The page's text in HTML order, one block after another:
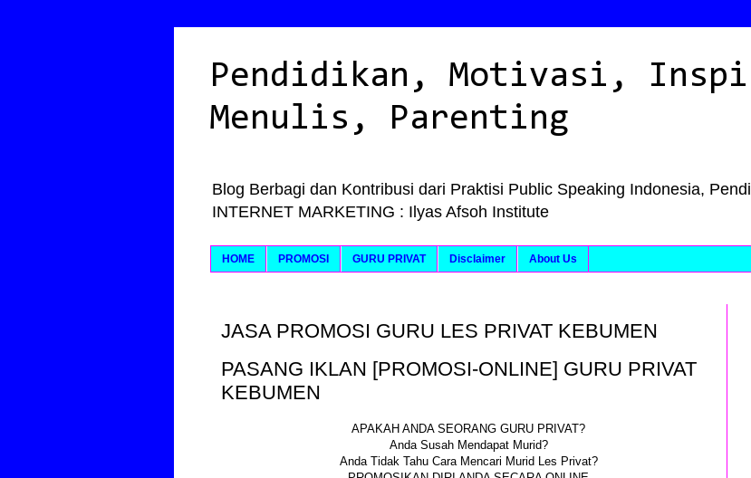
Pendidikan, Motivasi,
Menulis, Parenting
Blog Berbagi dan Kontribusi dari Praktisi Public Speaking Indonesia,
INTERNET MARKETING : Ilyas Afsoh Institute
HOME PROMOSI GURU PRIVAT Disclaimer About Us
JASA PROMOSI GURU LES PRIVAT KEBUMEN
PASANG IKLAN [PROMOSI-ONLINE] GURU PRIVAT
KEBUMEN
APAKAH ANDA SEORANG GURU PRIVAT?
Anda Susah Mendapat Murid?
Anda Tidak Tahu Cara Mencari Murid Les Privat?